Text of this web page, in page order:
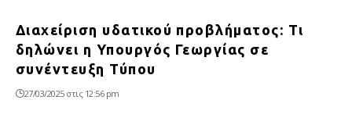
Διαχείριση υδατικού προβλήματος: Τι
δηλώνει η Υπουργός Γεωργίας σε
συνέντευξη Τύπου
27/03/2025 στις 12:56 pm